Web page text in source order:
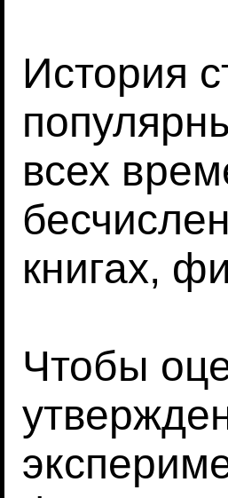
История
всех
книгах,
Чтобы